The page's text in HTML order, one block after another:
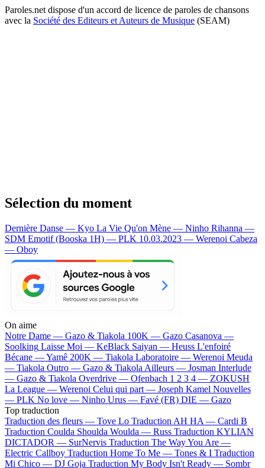
Paroles.net dispose d'un accord de licence de paroles de chansons
avec la Société des Editeurs et Auteurs de Musique (SEAM)
Sélection du moment
Dernière Danse — Kyo La Vie Qu'on Mène — Ninho Rihanna —
SDM Emotif (Booska 1H) — PLK 10.03.2023 — Werenoi Cabeza
— Oboy
On aime
Notre Dame — Gazo & Tiakola 100K — Gazo Casanova —
Soolking Laisse Moi — KeBlack Saiyan — Heuss L'enfoiré
Bécane —Yamê 200K — Tiakola Laboratoire — Werenoi Meuda
— Tiakola Outro — Gazo & Tiakola Ailleurs — Josman Interlude
— Gazo & Tiakola Overdrive — Ofenbach 1 2 3 4 — ZOKUSH
La League — Werenoi Celui qui part — Joseph Kamel Nouvelles
— PLK No love — Ninho Urus — Favé (FR) DIE — Gazo
Top traduction
Traduction des fleurs — Tove Lo Traduction AH HA — Cardi B
Traduction Coulda Shoulda Woulda — Russ Traduction KYLIAN
DICTADOR — SurNervis Traduction The Way You Are —
Electric Callboy Traduction Home To Me — Tones & I Traduction
Mi Chico — DJ Goja Traduction My Body Isn't Ready — Sombr